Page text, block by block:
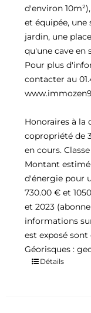
d'environ
et équipée, une
jardin, une
qu'une cave en
Pour plus
contacter au
Honoraires à la
copropriété de
en cours.
Montant estimé
d'énergie pour
730.00 € et
et 2023
informations
est exposé
Géorisques :
Détails